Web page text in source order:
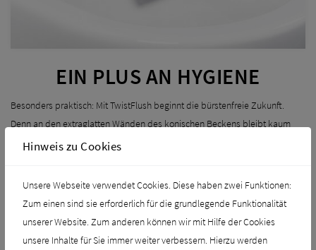
EIN PLUS AN HYGIENE
Besonders praktisch: Mit TwistFlush beginnt die bürstenfreie Zukunft.
Denn an den extraglatten Wänden des konischen Beckens bleibt kaum
etwas haften und die Spülung erledigt den Rest, wodurch die WC-Bürste
CeramicPlus und AntiBac. Während CeramicPlus im Zusammenspiel mit
dem randlosen die Reinigung erleichtert, hemmt AntiBac 99,9% des
Bakteriumwachstums. Außerdem geht bei TwistFlush jeder Tropfen
Wasser in die Spülung und nicht über das Becken hinaus, wodurch die
Hinweis zu Cookies
Unsere Webseite verwendet Cookies. Diese haben zwei Funktionen:
Zum einen sind sie erforderlich für die grundlegende Funktionalität
unserer Website. Zum anderen können wir mit Hilfe der Cookies
unsere Inhalte für Sie immer weiter verbessern. Hierzu werden